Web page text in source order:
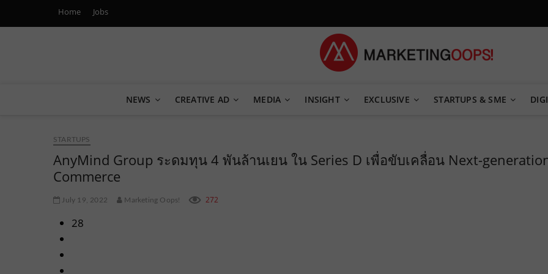
Home Jobs
Marketing Oops!
NEWS CREATIVE AD MEDIA INSIGHT EXCLUSIVE STARTUPS & SME
STARTUPS
AnyMind Group ระดมทุน 4 พันล้านเยน ใน Series D เพื่อขับเคลื่อน Next-
Commerce
July 19, 2022 Marketing Oops! 272
28